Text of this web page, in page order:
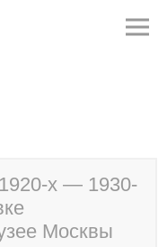
х — 1930-
Москвы